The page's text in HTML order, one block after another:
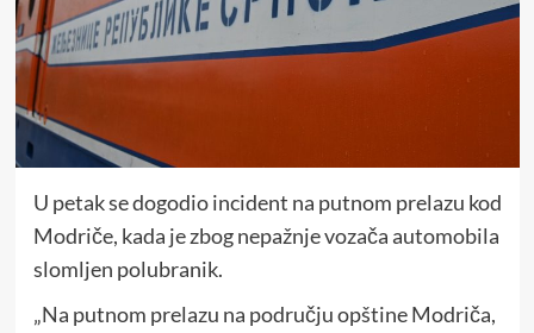
U petak se dogodio incident na putnom prelazu kod
Modriče, kada je zbog nepažnje vozača automobila
slomljen polubranik.
„Na putnom prelazu na području opštine Modriča,